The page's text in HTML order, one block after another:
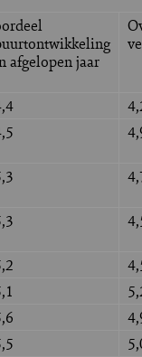
afgelopen jaar